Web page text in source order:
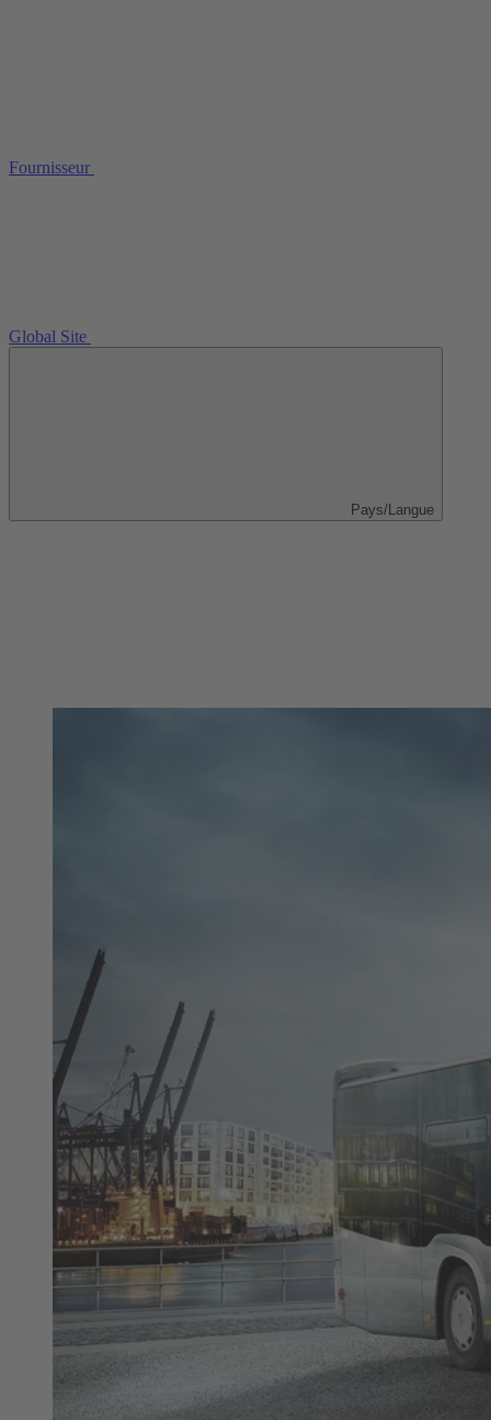
Fournisseur
Global Site
Pays/Langue